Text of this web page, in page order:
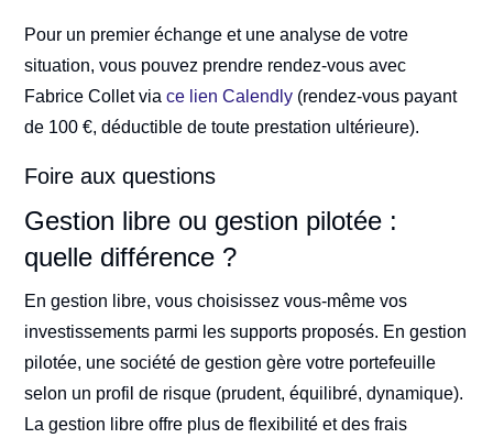
Pour un premier échange et une analyse de votre
situation, vous pouvez prendre rendez-vous avec
Fabrice Collet viace lien Calendly (rendez-vous payant
de 100 €, déductible de toute prestation ultérieure).
Foire aux questions
Gestion libre ou gestion pilotée :
quelle différence ?
En gestion libre, vous choisissez vous-même vos
investissements parmi les supports proposés. En gestion
pilotée, une société de gestion gère votre portefeuille
selon un profil de risque (prudent, équilibré, dynamique).
La gestion libre offre plus de flexibilité et des frais